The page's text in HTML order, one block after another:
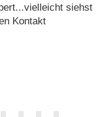
siehst
Kontakt